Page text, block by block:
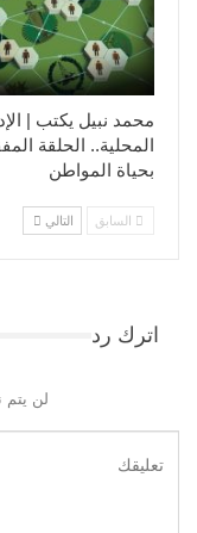
محمد نبيل يكتب |
المحلية.. الحلقة
بحياة المواطن
السابق التالي
اترك رد
لن يتم